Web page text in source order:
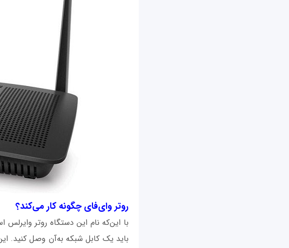
روتر وای‌فای چگونه کار می‌کند؟
با این‌که نام این دستگاه روتر وایرلس
باید یک کابل شبکه به‌آن وصل کنید.